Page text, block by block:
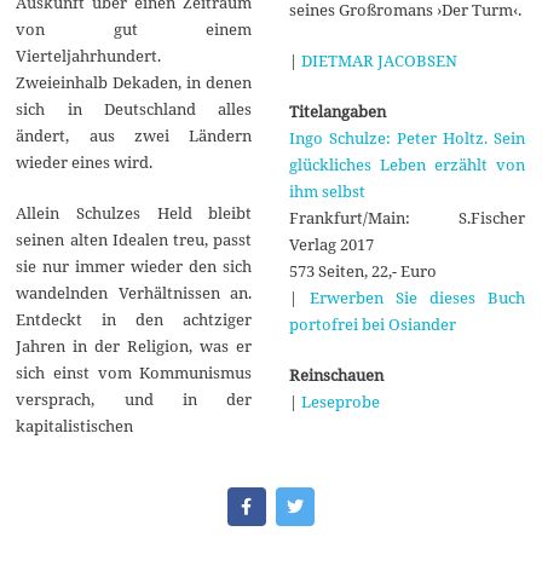
von gut einem
Vierteljahrhundert.
Zweieinhalb Dekaden, in denen
sich in Deutschland alles
ändert, aus zwei Ländern
wieder eines wird.
Allein Schulzes Held bleibt
seinen alten Idealen treu, passt
sie nur immer wieder den sich
wandelnden Verhältnissen an.
Entdeckt in den achtziger
Jahren in der Religion, was er
sich einst vom Kommunismus
versprach, und in der
kapitalistischen
seines Großromans ›Der Turm‹.
| DIETMAR JACOBSEN
Titelangaben
Ingo Schulze: Peter Holtz. Sein
glückliches Leben erzählt von
ihm selbst
Frankfurt/Main: S.Fischer
Verlag 2017
573 Seiten, 22,- Euro
| Erwerben Sie dieses Buch
portofrei bei Osiander
Reinschauen
| Leseprobe